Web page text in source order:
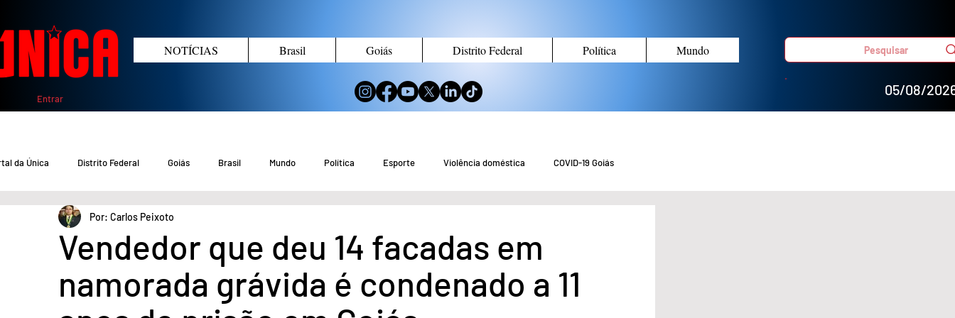
Entrar
NOTÍCIAS Brasil Goiás Distrito Federal Política Mundo Pesquisar
05/08/
da Única Distrito Federal Goiás Brasil Mundo Política Esporte Violência doméstica COVID-19 Goiás
COVID-19 DF COVID-19 Brasil
Educação Meio Ambiente Tecnologia Economia Curiosidades
Vendedor que deu 14 facadas em
namorada grávida é condenado a 11
Por: Carlos Peixoto